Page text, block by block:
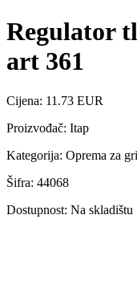
Regulator
art 361
Cijena: 11.73 EUR
Proizvođač: Itap
Kategorija: Oprema za
Šifra: 44068
Dostupnost: Na skladištu